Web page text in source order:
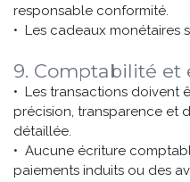
responsable conformité.
• Les cadeaux monétaires
9. Comptabilité et
• Les transactions doivent
précision, transparence et
détaillée.
• Aucune écriture
paiements induits ou des